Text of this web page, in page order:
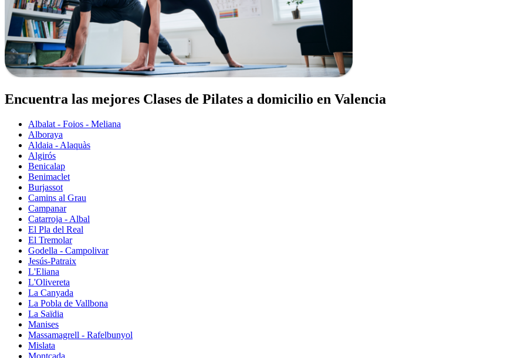
Encuentra las mejores Clases de Pilates a domicilio en Valencia
Albalat - Foios - Meliana
Alboraya
Aldaia - Alaquàs
Algirós
Benicalap
Benimaclet
Burjassot
Camins al Grau
Campanar
Catarroja - Albal
El Pla del Real
El Tremolar
Godella - Campolivar
Jesús-Patraix
L'Eliana
L'Olivereta
La Canyada
La Pobla de Vallbona
La Saïdia
Manises
Massamagrell - Rafelbunyol
Mislata
Montcada